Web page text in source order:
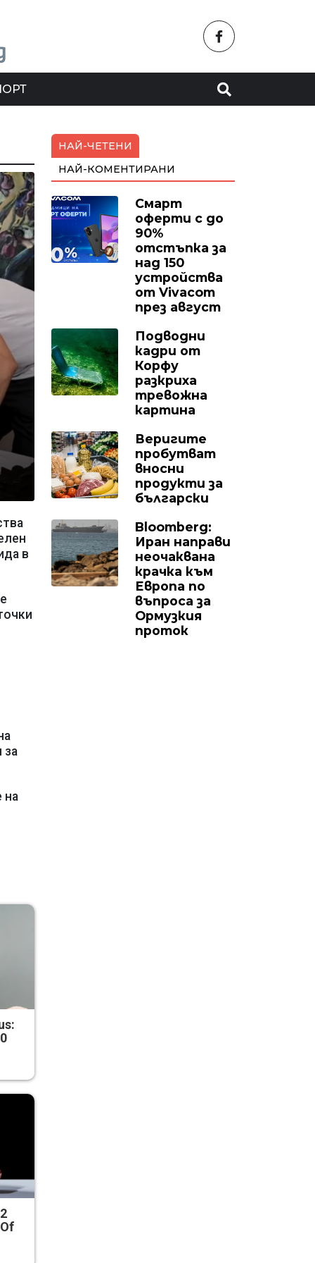
в
за
на
НАЙ-ЧЕТЕНИ
НАЙ-КОМЕНТИРАНИ
Смарт
оферти с до
90%
отстъпка за
над 150
устройства
от Vivacom
през август
Подводни
кадри от
Корфу
разкриха
тревожна
картина
Веригите
пробутват
вносни
продукти за
български
Bloomberg:
Иран направи
неочаквана
крачка към
Европа по
въпроса за
Ормузкия
проток